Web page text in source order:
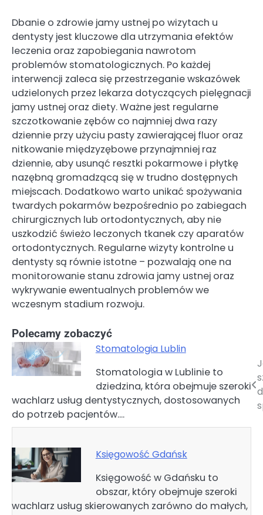
Dbanie o zdrowie jamy ustnej po wizytach u
dentysty jest kluczowe dla utrzymania efektów
leczenia oraz zapobiegania nawrotom
problemów stomatologicznych. Po każdej
interwencji zaleca się przestrzeganie wskazówek
udzielonych przez lekarza dotyczących pielęgnacji
jamy ustnej oraz diety. Ważne jest regularne
szczotkowanie zębów co najmniej dwa razy
dziennie przy użyciu pasty zawierającej fluor oraz
nitkowanie międzyzębowe przynajmniej raz
dziennie, aby usunąć resztki pokarmowe i płytkę
nazębną gromadzącą się w trudno dostępnych
miejscach. Dodatkowo warto unikać spożywania
twardych pokarmów bezpośrednio po zabiegach
chirurgicznych lub ortodontycznych, aby nie
uszkodzić świeżo leczonych tkanek czy aparatów
ortodontycznych. Regularne wizyty kontrolne u
dentysty są równie istotne – pozwalają one na
monitorowanie stanu zdrowia jamy ustnej oraz
wykrywanie ewentualnych problemów we
wczesnym stadium rozwoju.
Polecamy zobaczyć
Stomatologia Lublin
Stomatologia w Lublinie to
dziedzina, która obejmuje szeroki
wachlarz usług dentystycznych, dostosowanych
do potrzeb pacjentów.…
Księgowość Gdańsk
Księgowość w Gdańsku to
obszar, który obejmuje szeroki
wachlarz usług skierowanych zarówno do małych,
Nawigacja